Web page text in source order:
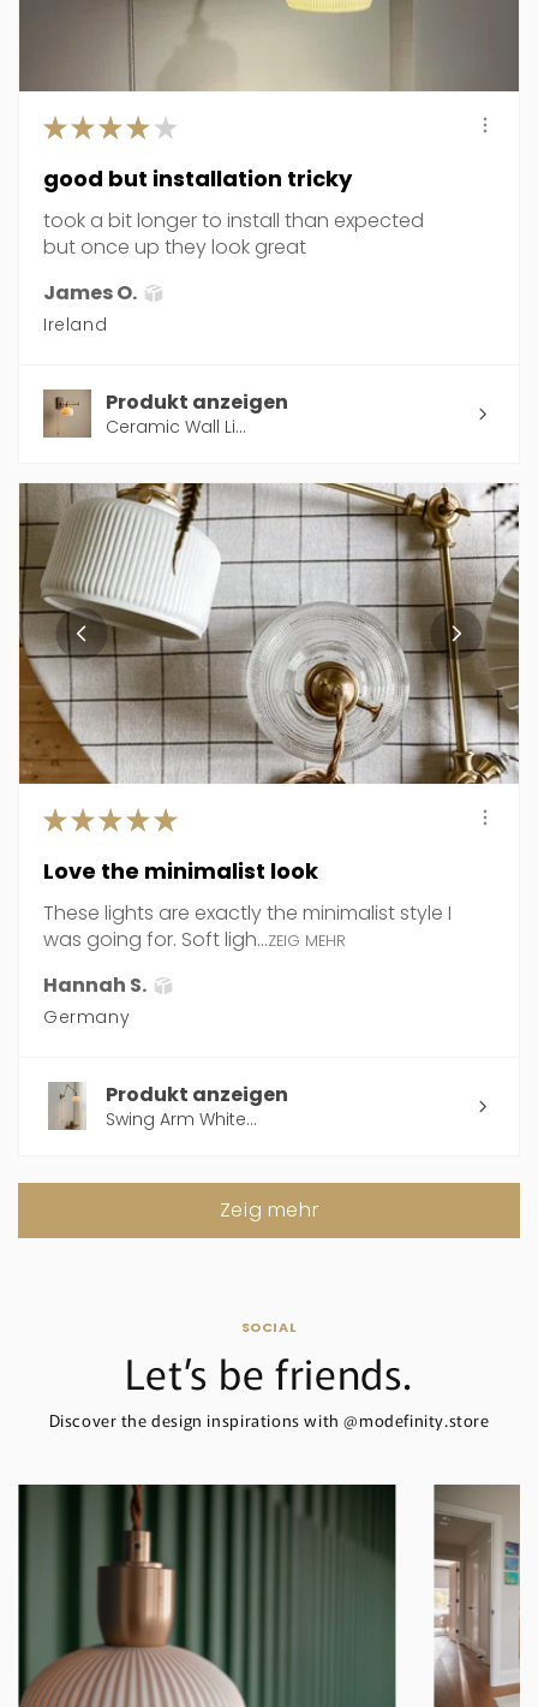
★★★★ ★
good but installation tricky
took a bit longer to install than expected
but once up they look great
James O.
Ireland
Produkt anzeigen
Ceramic Wall Li...
★★★★★
Love the minimalist look
These lights are exactly the minimalist style I
was going for. Soft ligh...ZEIG MEHR
Hannah S.
Germany
Produkt anzeigen
Swing Arm White...
Zeig mehr
SOCIAL
Let’s be friends.
Discover the design inspirations with @modefinity.store